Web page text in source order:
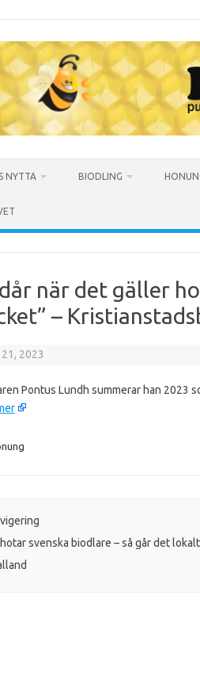
NYTTA BIODLING
när det gäller
–
2023
Pontus Lundh summerar han 2023
svenska biodlare – så går det lokalt